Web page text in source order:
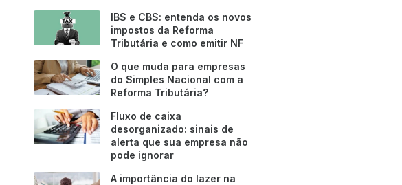
IBS e CBS: entenda os novos
impostos da Reforma
Tributária e como emitir NF
O que muda para empresas
do Simples Nacional com a
Reforma Tributária?
Fluxo de caixa
desorganizado: sinais de
alerta que sua empresa não
pode ignorar
A importância do lazer na